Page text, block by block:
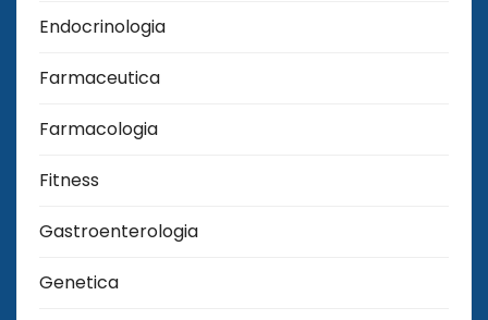
Endocrinologia
Farmaceutica
Farmacologia
Fitness
Gastroenterologia
Genetica